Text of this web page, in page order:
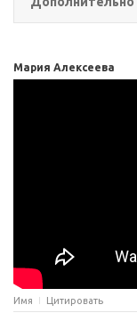
Мария Алексеева
Имя Цитировать